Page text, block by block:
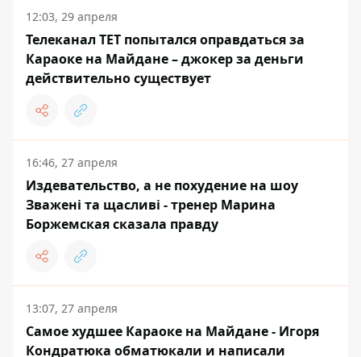
12:03, 29 апреля
Телеканал ТЕТ попытался оправдаться за
Караоке на Майдане – джокер за деньги
действительно существует
16:46, 27 апреля
Издевательство, а не похудение на шоу
Зважені та щасливі - тренер Марина
Боржемская сказала правду
13:07, 27 апреля
Самое худшее Караоке на Майдане - Игоря
Кондратюка обматюкали и написали